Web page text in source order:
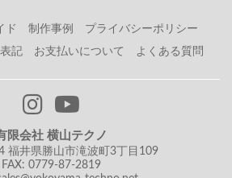
ありますか？
だけます。
、注文後～3営業日以内に、決済
します。メール記載のアドレスから
を行ってください。
銀行（旧ジャパンネット銀
作成・確認にJw(JWW)_CADを使用
けると助かります。
読み込めないため、2Dデータでの図
ます。
について
（ 2026/07/07 ）
横山テクノ（ 2026/07/08 ）
ド 制作事例
プライバシーポリシー
記
お支払いについて よくある質問
限会社 横山テクノ
福井県勝山市滝波町3丁目109
FAX: 0779-87-2819